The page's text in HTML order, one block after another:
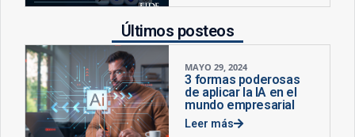
Últimos posteos
MAYO 29, 2024
3 formas poderosas
de aplicar la IA en el
mundo empresarial
Leer más